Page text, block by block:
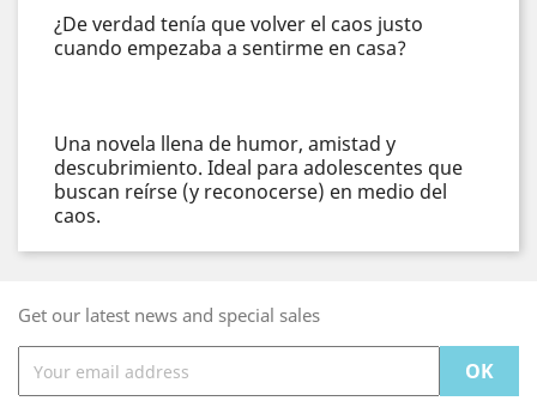
¿De verdad tenía que volver el caos justo
cuando empezaba a sentirme en casa?
Una novela llena de humor, amistad y
descubrimiento. Ideal para adolescentes que
buscan reírse (y reconocerse) en medio del
caos.
Get our latest news and special sales